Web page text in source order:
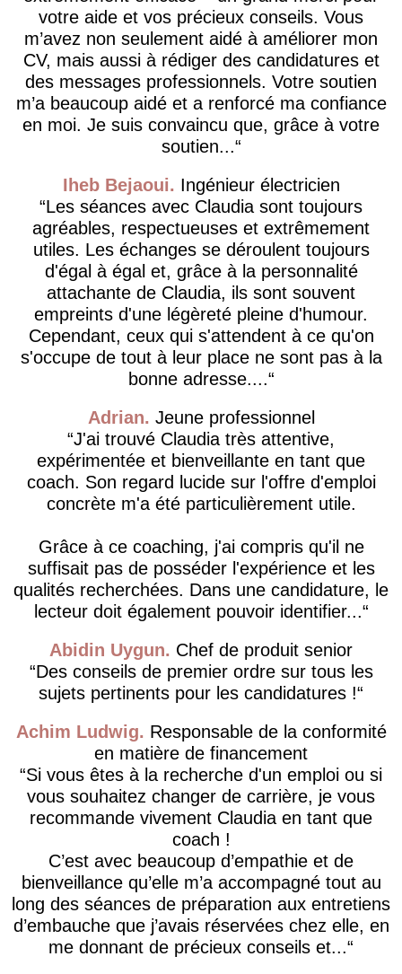
votre aide et vos précieux conseils. Vous
m’avez non seulement aidé à améliorer mon
CV, mais aussi à rédiger des candidatures et
des messages professionnels. Votre soutien
m’a beaucoup aidé et a renforcé ma confiance
en moi. Je suis convaincu que, grâce à votre
soutien...
Iheb Bejaoui
Ingénieur électricien
Les séances avec Claudia sont toujours
agréables, respectueuses et extrêmement
utiles. Les échanges se déroulent toujours
d'égal à égal et, grâce à la personnalité
attachante de Claudia, ils sont souvent
empreints d'une légèreté pleine d'humour.
Cependant, ceux qui s'attendent à ce qu'on
s'occupe de tout à leur place ne sont pas à la
bonne adresse....
Adrian Jeune professionnel
J'ai trouvé Claudia très attentive,
expérimentée et bienveillante en tant que
coach. Son regard lucide sur l'offre d'emploi
concrète m'a été particulièrement utile.
Grâce à ce coaching, j'ai compris qu'il ne
suffisait pas de posséder l'expérience et les
qualités recherchées. Dans une candidature, le
lecteur doit également pouvoir identifier...
Abidin Uygun
Chef de produit senior
Des conseils de premier ordre sur tous les
sujets pertinents pour les candidatures !
Achim Ludwig
Responsable de la conformité
en matière de financement
Si vous êtes à la recherche d'un emploi ou si
vous souhaitez changer de carrière, je vous
recommande vivement Claudia en tant que
coach !
C’est avec beaucoup d’empathie et de
bienveillance qu’elle m’a accompagné tout au
long des séances de préparation aux entretiens
d’embauche que j’avais réservées chez elle, en
me donnant de précieux conseils et...